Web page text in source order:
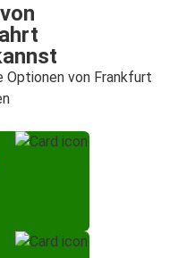
Optionen von Frankfurt